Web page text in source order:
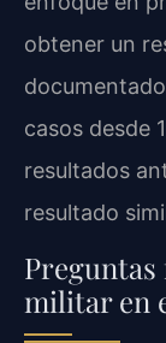
obtener un
casos desde
resultados
resultado
militar en